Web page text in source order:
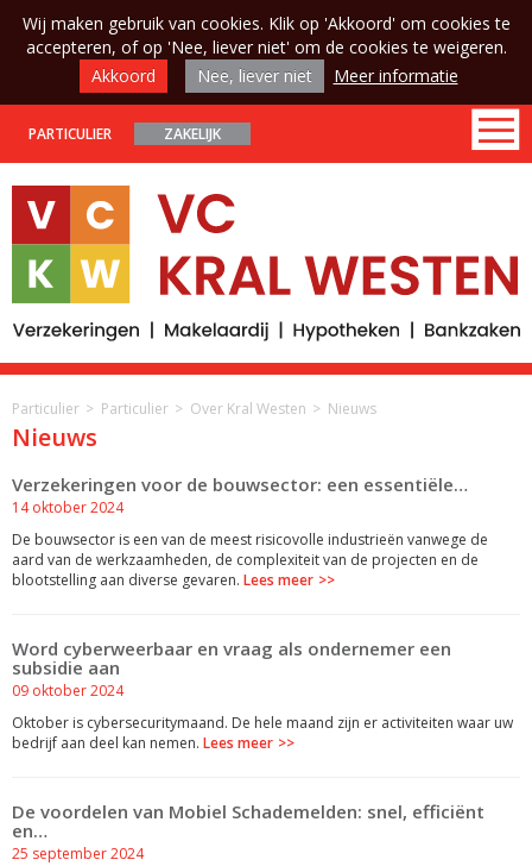
Wij maken gebruik van cookies. Klik op 'Akkoord' om cookies te
accepteren, of op 'Nee, liever niet' om de cookies te weigeren.
Akkoord
Nee, liever niet Meer informatie
PARTICULIER ZAKELIJK
Particulier Particulier Over Kral Westen Nieuws
Nieuws
Verzekeringen voor de bouwsector: een essentiële…
14 oktober 2024
De bouwsector is een van de meest risicovolle industrieën vanwege de
aard van de werkzaamheden, de complexiteit van de projecten en de
blootstelling aan diverse gevaren. Lees meer
Word cyberweerbaar en vraag als ondernemer een
subsidie aan
09 oktober 2024
Oktober is cybersecuritymaand. De hele maand zijn er activiteiten waar uw
bedrijf aan deel kan nemen. Lees meer
De voordelen van Mobiel Schademelden: snel, efficiënt
en…
25 september 2024